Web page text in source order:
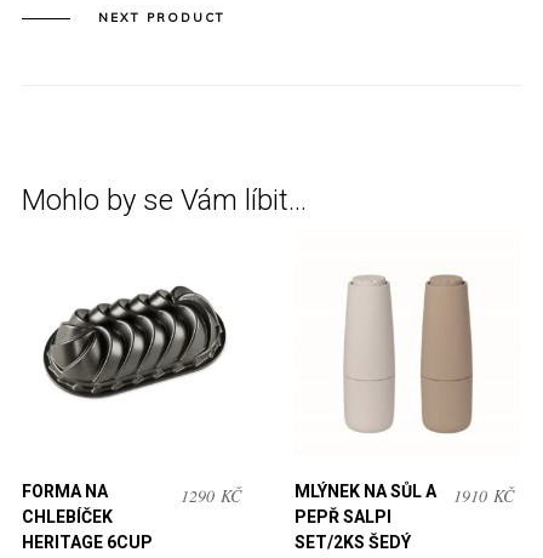
NEXT PRODUCT
Mohlo by se Vám líbit…
FORMA NA
CHLEBÍČEK
HERITAGE 6CUP
1290KČ
MLÝNEK NA SŮL A
PEPŘ SALPI
SET/2KS ŠEDÝ
1910 KČ